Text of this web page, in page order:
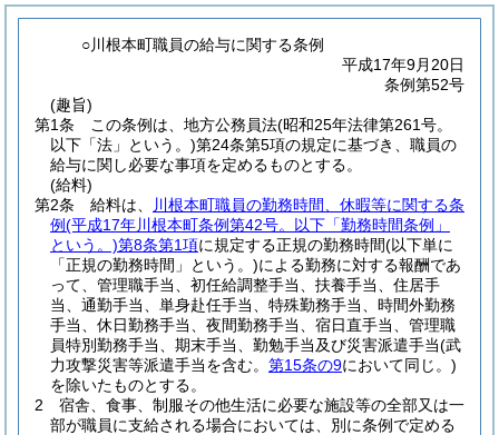
○川根本町職員の給与に関する条例
平成17年9月20日
条例第52号
(趣旨)
第1条
この条例は、地方公務員法(昭和25年法律第261号。
以下「法」という。)第24条第5項の規定に基づき、職員の
給与に関し必要な事項を定めるものとする。
(給料)
第2条
給料は、
川根本町職員の勤務時間、休暇等に関する条
例(平成17年川根本町条例第42号。以下「勤務時間条例」
という。)第8条第1項に規定する正規の勤務時間(以下単に
「正規の勤務時間」という。)による勤務に対する報酬であ
って、管理職手当、初任給調整手当、扶養手当、住居手
当、通勤手当、単身赴任手当、特殊勤務手当、時間外勤務
手当、休日勤務手当、夜間勤務手当、宿日直手当、管理職
員特別勤務手当、期末手当、勤勉手当及び災害派遣手当(武
力攻撃災害等派遣手当を含む。 第15条の9において同じ。)
を除いたものとする。
2
宿舎、食事、制服その他生活に必要な施設等の全部又は一
部が職員に支給される場合においては、別に条例で定める